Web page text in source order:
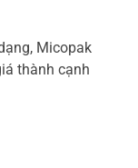
Micopak
thành cạnh